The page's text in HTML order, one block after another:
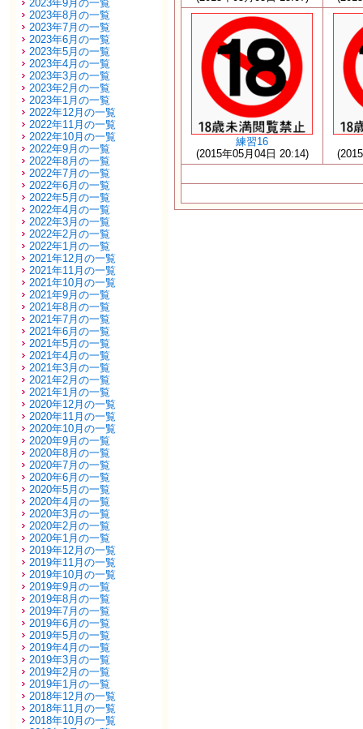
2023年9月の一覧
2023年8月の一覧
2023年7月の一覧
2023年6月の一覧
2023年5月の一覧
2023年4月の一覧
2023年3月の一覧
2023年2月の一覧
2023年1月の一覧
2022年12月の一覧
2022年11月の一覧
2022年10月の一覧
2022年9月の一覧
2022年8月の一覧
2022年7月の一覧
2022年6月の一覧
2022年5月の一覧
2022年4月の一覧
2022年3月の一覧
2022年2月の一覧
2022年1月の一覧
2021年12月の一覧
2021年11月の一覧
2021年10月の一覧
2021年9月の一覧
2021年8月の一覧
2021年7月の一覧
2021年6月の一覧
2021年5月の一覧
2021年4月の一覧
2021年3月の一覧
2021年2月の一覧
2021年1月の一覧
2020年12月の一覧
2020年11月の一覧
2020年10月の一覧
2020年9月の一覧
2020年8月の一覧
2020年7月の一覧
2020年6月の一覧
2020年5月の一覧
2020年4月の一覧
2020年3月の一覧
2020年2月の一覧
2020年1月の一覧
2019年12月の一覧
2019年11月の一覧
2019年10月の一覧
2019年9月の一覧
2019年8月の一覧
2019年7月の一覧
2019年6月の一覧
2019年5月の一覧
2019年4月の一覧
2019年3月の一覧
2019年2月の一覧
2019年1月の一覧
2018年12月の一覧
2018年11月の一覧
2018年10月の一覧
練習16
(2015年05月04日 20:14)